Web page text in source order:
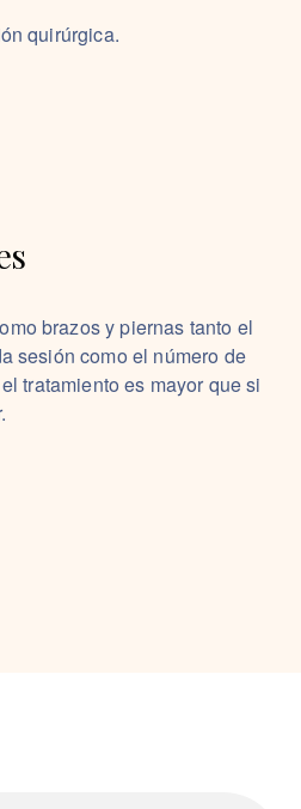
quirúrgica.
brazos y piernas tanto el
sesión como el número de
tratamiento es mayor que si